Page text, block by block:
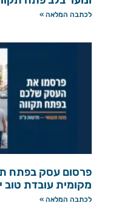
לכתבה המלאה »
פרסום עסק בפתח
מקומית עובדת טוב
לכתבה המלאה »